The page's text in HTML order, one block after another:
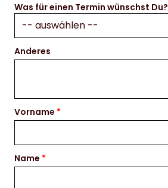
Was für einen Termin wünschst Du?
Anderes
Vorname
Name